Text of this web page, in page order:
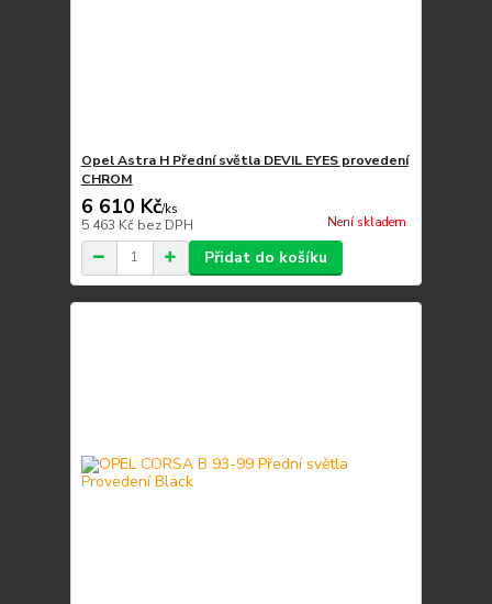
Opel Astra H Přední světla DEVIL EYES provedení
CHROM
6 610 Kč/ks
5 463 Kč bez DPH Není skladem
Přidat do košíku